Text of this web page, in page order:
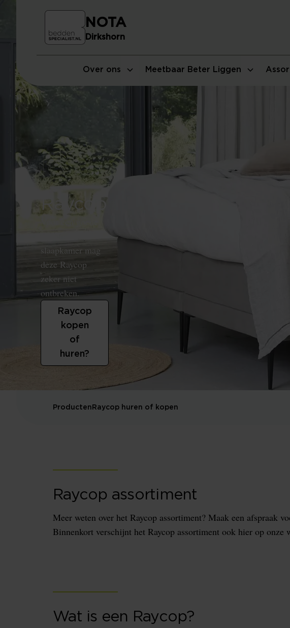
Over ons Meetbaar Beter Liggen
NOTA
Dirkshorn
Raycop
slaapkamer mag
deze Raycop
zeker niet
ontbreken.
Raycop
kopen
of
huren?
Producten Raycop huren of kopen
Raycop assortiment
Meer weten over het Raycop assortiment? Maak een afspraak
Binnenkort verschijnt het Raycop assortiment ook hier op onze
Wat is een Raycop?